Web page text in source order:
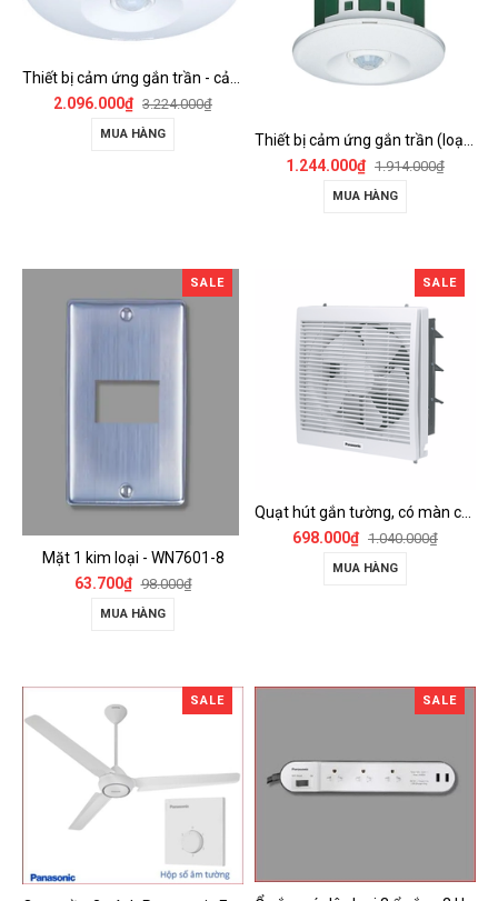
2.096.000₫ 3.224.000₫
MUA HÀNG
1.244.000₫ 1.914.000₫
MUA HÀNG
SALE
Mặt 1 kim loại - WN7601-8
63.700₫ 98.000₫
MUA HÀNG
SALE
698.000₫ 1.040.000₫
MUA HÀNG
SALE SALE